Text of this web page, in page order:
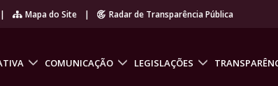
| Mapa do Site | Radar de Transparência Pública
COMUNICAÇÃO LEGISLAÇÕES